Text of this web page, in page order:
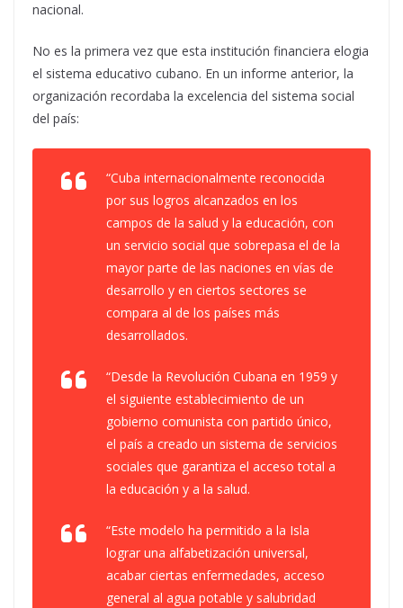
nacional.
No es la primera vez que esta institución financiera elogia
el sistema educativo cubano. En un informe anterior, la
organización recordaba la excelencia del sistema social
del país:
“Cuba internacionalmente reconocida
por sus logros alcanzados en los
campos de la salud y la educación, con
un servicio social que sobrepasa el de la
mayor parte de las naciones en vías de
desarrollo y en ciertos sectores se
compara al de los países más
desarrollados.
“Desde la Revolución Cubana en 1959 y
el siguiente establecimiento de un
gobierno comunista con partido único,
el país a creado un sistema de servicios
sociales que garantiza el acceso total a
la educación y a la salud.
“Este modelo ha permitido a la Isla
lograr una alfabetización universal,
acabar ciertas enfermedades, acceso
general al agua potable y salubridad